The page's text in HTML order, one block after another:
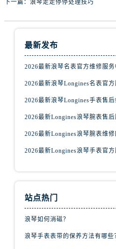
下一篇： 浪琴走走停停处理技巧
最新发布
站点热门
浪琴如何消磁？
浪琴手表表带的保养方法有哪些